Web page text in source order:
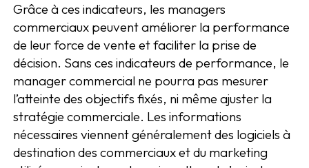
Grâce à ces indicateurs, les managers
commerciaux peuvent améliorer la performance
de leur force de vente et faciliter la prise de
décision. Sans ces indicateurs de performance, le
manager commercial ne pourra pas mesurer
l’atteinte des objectifs fixés, ni même ajuster la
stratégie commerciale. Les informations
nécessaires viennent généralement des logiciels à
destination des commerciaux et du marketing